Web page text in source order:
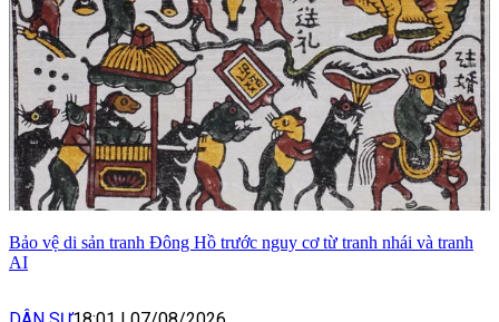
Bảo vệ di sản tranh Đông Hồ trước nguy cơ từ tranh nhái và tranh
AI